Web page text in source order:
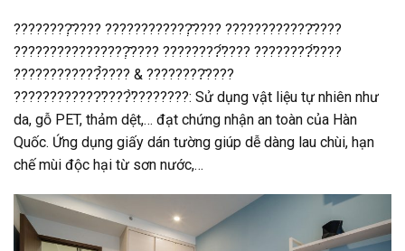
????????̣̂???? ????????????̣̂???? ????????????̂????
????????????????̣̂???? ????????̛́???? ????????̛́????
????????????̉???? & ????????̂????
????????????̛????̛̀????????: Sử dụng vật liệu tự nhiên như
da, gỗ PET, thảm dệt,… đạt chứng nhận an toàn của Hàn
Quốc. Ứng dụng giấy dán tường giúp dễ dàng lau chùi, hạn
chế mùi độc hại từ sơn nước,…